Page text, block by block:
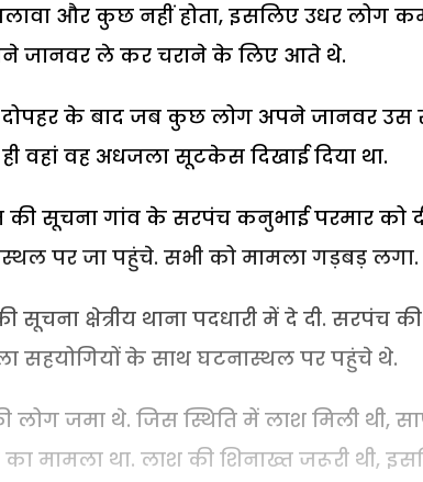
और कुछ नहीं होता, इसलिए उधर लोग
जानवर ले कर चराने के लिए आते थे.
दोपहर के बाद जब कुछ लोग अपने जानवर
वहां वह अधजला सूटकेस दिखाई दिया था.
की सूचना गांव के सरपंच कनुभाई परमार को
पर जा पहुंचे. सभी को मामला गड़बड़ लगा.
क्षेत्रीय थाना पदधारी में दे दी. सरपंच
सहयोगियों के साथ घटनास्थल पर पहुंचे थे.
जमा थे. जिस स्थिति में लाश मिली थी,
मामला था. लाश की शिनाख्त जरूरी थी,